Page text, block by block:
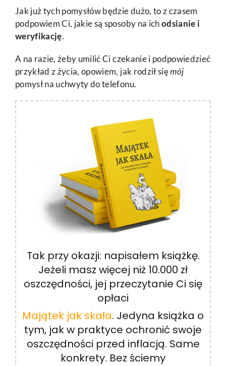
Jak już tych pomysłów będzie dużo, to z czasem
podpowiem Ci, jakie są sposoby na ichodsianie i
weryfikację.
A na razie, żeby umilić Ci czekanie i podpowiedzieć
przykład z życia, opowiem, jak rodził sięmój
pomysł na uchwyty do telefonu.
Tak przy okazji: napisałem książkę.
Jeżeli masz więcej niż 10.000 zł
oszczędności, jej przeczytanie Ci się
opłaci
Majątek jak skała. Jedyna książka o
tym, jak w praktyce ochronić swoje
oszczędności przed inflacją. Same
konkrety. Bez ściemy